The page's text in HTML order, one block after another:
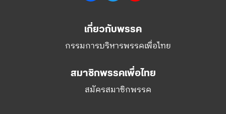
เกี่ยวกับพรรค
กรรมการบริหารพรรคเพื่อไทย
สมาชิกพรรคเพื่อไทย
สมัครสมาชิกพรรค